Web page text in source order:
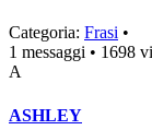
Categoria: Frasi •
1 messaggi • 1698
A
ASHLEY